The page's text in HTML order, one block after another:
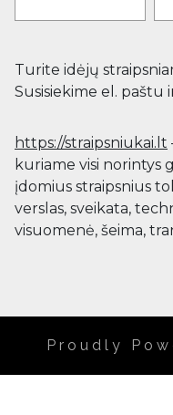
Turite idėjų
Susisiekime el. paštu
https://straipsniukai.lt
kuriame visi norintys
įdomius straipsnius
verslas, sveikata,
visuomenė, šeima,
Proudly